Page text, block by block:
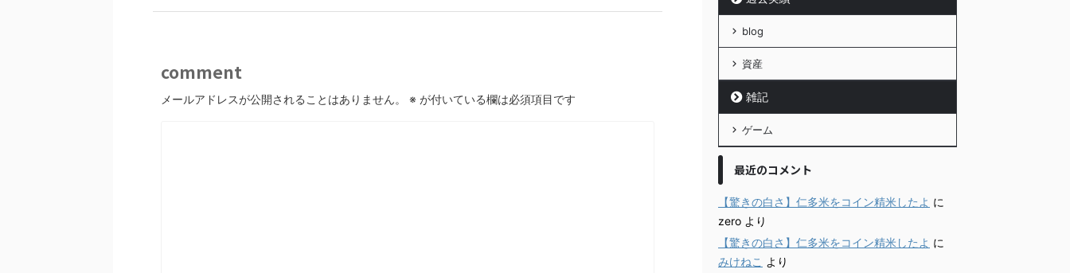
comment
メールアドレスが公開されることはありません。 ※ が付いている欄は必須項目です
blog
資産
雑記
ゲーム
最近のコメント
【驚きの白さ】仁多米をコイン精米したよ に
zero より
【驚きの白さ】仁多米をコイン精米したよ に
みけねこ より